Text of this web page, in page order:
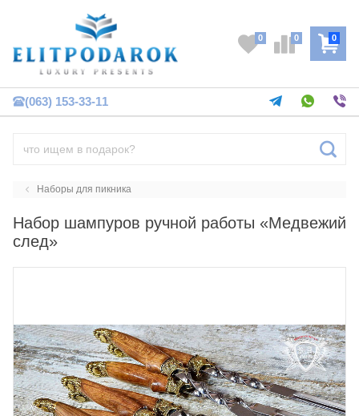
0
0 0
(063) 153-33-11
Наборы для пикника
Набор шампуров ручной работы «Медвежий
след»